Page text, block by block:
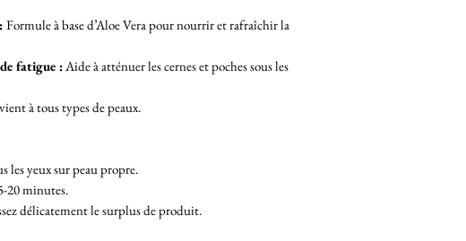
Formule à base d’Aloe Vera pour nourrir et rafraîchir la
fatigue : Aide à atténuer les cernes et poches sous les
à tous types de peaux.
les yeux sur peau propre.
20 minutes.
délicatement le surplus de produit.